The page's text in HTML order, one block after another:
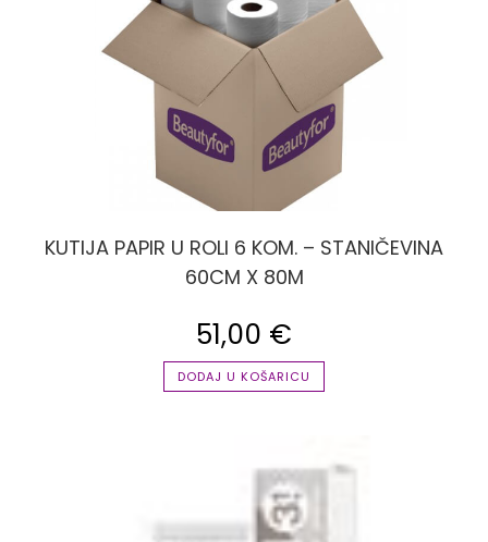
KUTIJA PAPIR U ROLI 6 KOM. – STANIČEVINA
60CM X 80M
51,00 €
DODAJ U KOŠARICU